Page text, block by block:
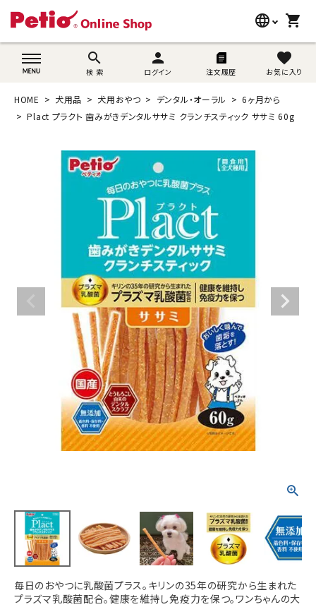
language
wovn-lang-name
shopping_cart
search
検 索
person
ログイン 注文履歴
favorite
お気に入り
search
猫用品
うさぎ用品
ブランド別に探す
目的別に探す
ご利用案内
ACCOUNT MENU
ようこそ ゲスト 様
person 新規会員登録
HOME 犬用品 犬用おやつ デンタル・オーラル
6ヶ月から
Plact プラクト 歯みがきデンタルササミ クランチスティック ササミ 60g
毎日のおやつに乳酸菌プラス。キリンの35年の研究から生まれた
プラズマ乳酸菌配合。健康を維持し免疫力を保つ。ワンちゃんの大